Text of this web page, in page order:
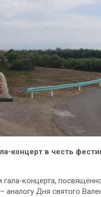
концерт в честь
концерта,
Дня святого